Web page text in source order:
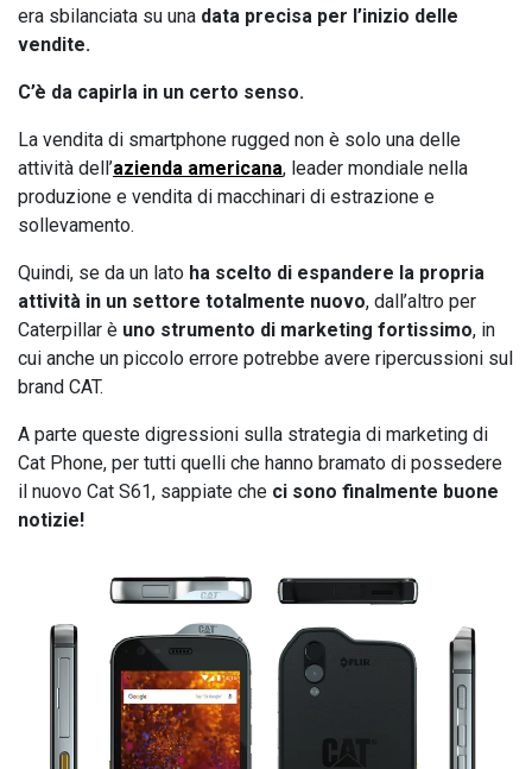
era sbilanciata su una data precisa per l’inizio delle
vendite.
C’è da capirla in un certo senso.
La vendita di smartphone rugged non è solo una delle
attività dell’azienda americana, leader mondiale nella
produzione e vendita di macchinari di estrazione e
sollevamento.
Quindi, se da un lato ha scelto di espandere la propria
attività in un settore totalmente nuovo, dall’altro per
Caterpillar è uno strumento di marketing fortissimo, in
cui anche un piccolo errore potrebbe avere ripercussioni sul
brand CAT.
A parte queste digressioni sulla strategia di marketing di
Cat Phone, per tutti quelli che hanno bramato di possedere
il nuovo Cat S61, sappiate che ci sono finalmente buone
notizie!